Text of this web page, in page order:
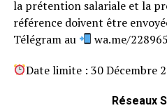
la prétention salariale et la
référence doivent être
Télégram au
wa.me/
Date limite : 30 Décembre
Réseaux